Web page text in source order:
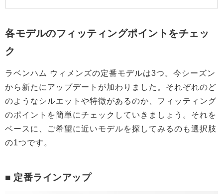
各モデルのフィッティングポイントをチェッ
ク
ラベンハム ウィメンズの定番モデルは3つ。今シーズン
から新たにアップデートが加わりました。それぞれのど
のようなシルエットや特徴があるのか、フィッティング
のポイントを簡単にチェックしていきましょう。それを
ベースに、ご希望に近いモデルを探してみるのも選択肢
の1つです。
■ 定番ラインアップ